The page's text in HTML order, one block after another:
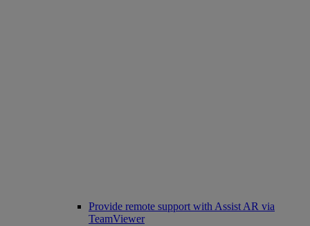
Provide remote support with Assist AR via
TeamViewer